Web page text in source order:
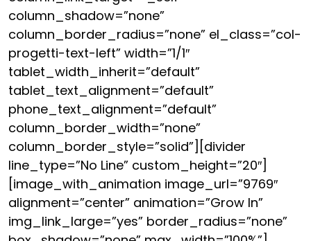
column_shadow=”none”
column_border_radius=”none” el_class=”col-
progetti-text-left” width=”1/1″
tablet_width_inherit=”default”
tablet_text_alignment=”default”
phone_text_alignment=”default”
column_border_width=”none”
column_border_style=”solid”][divider
line_type=”No Line” custom_height=”20″]
[image_with_animation image_url=”9769″
alignment=”center” animation=”Grow In”
img_link_large=”yes” border_radius=”none”